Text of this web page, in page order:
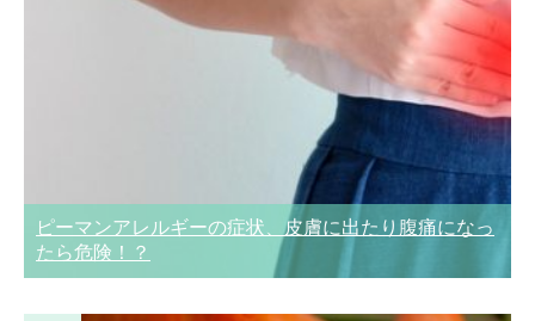
ピーマンアレルギーの症状、皮膚に出たり腹痛になっ
たら危険！？